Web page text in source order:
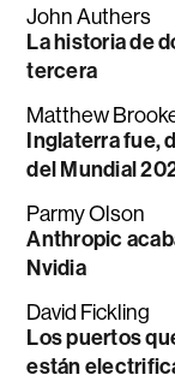
John Authers
La historia de
tercera
Matthew
Inglaterra fue,
del Mundial
Parmy Olson
Anthropic
Nvidia
David Fickling
Los puertos
están